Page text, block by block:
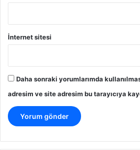
İnternet sitesi
Daha sonraki yorumlarımda
adresim ve site adresim bu tarayıcıya